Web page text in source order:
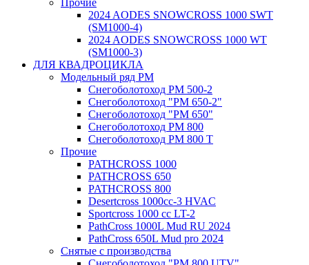
Прочие
2024 AODES SNOWCROSS 1000 SWT
(SM1000-4)
2024 AODES SNOWCROSS 1000 WT
(SM1000-3)
ДЛЯ КВАДРОЦИКЛА
Модельный ряд РМ
Снегоболотоход РМ 500-2
Снегоболотоход "РМ 650-2"
Снегоболотоход "РМ 650"
Снегоболотоход РМ 800
Снегоболотоход РМ 800 Т
Прочие
PATHCROSS 1000
PATHCROSS 650
PATHCROSS 800
Desertcross 1000cc-3 HVAC
Sportcross 1000 cc LT-2
PathCross 1000L Mud RU 2024
PathCross 650L Mud pro 2024
Снятые с производства